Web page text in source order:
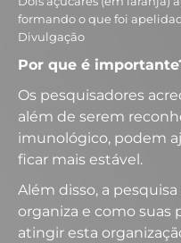
formando o que foi
Divulgação
Por que é
Os pesquisadores
além de serem
imunológico, podem
ficar mais estável.
Além disso, a
organiza e como suas
atingir esta